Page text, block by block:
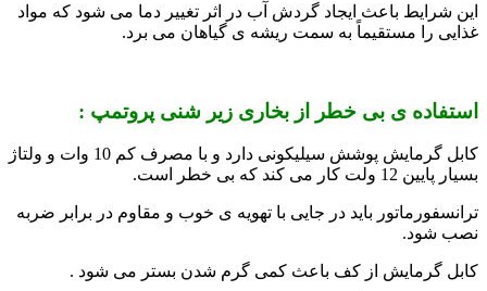
این شرایط باعث ایجاد گردش آب در اثر تغییر دما می شود که مواد
غذایی را مستقیماً به سمت ریشه ی گیاهان می برد.
استفاده ی بی خطر از بخاری زیر شنی پروتمپ :
کابل گرمایش پوشش سیلیکونی دارد و با مصرف کم 10 وات و ولتاژ
بسیار پایین 12 ولت کار می کند که بی خطر است.
ترانسفورماتور باید در جایی با تهویه ی خوب و مقاوم در برابر ضربه
نصب شود.
کابل گرمایش از کف باعث کمی گرم شدن بستر می شود .